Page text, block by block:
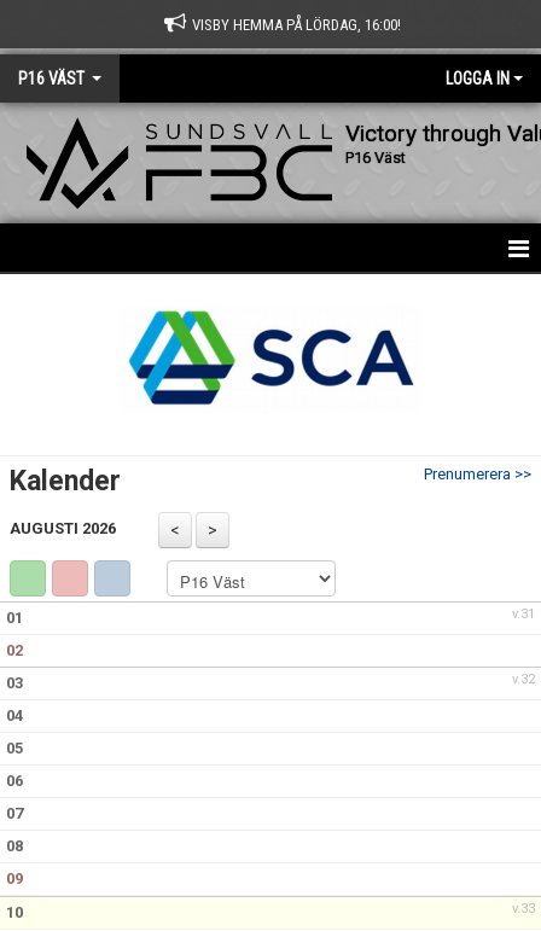
VISBY HEMMA PÅ LÖRDAG, 16:00!
P16 VÄST LOGGA IN
Victory through
P16 Väst
BILDGALLERI
DOKUMENT
KONTAKT
Prenumerera >>
Kalender
AUGUSTI 2026
v.31
01
02
v.32
03
04
05
06
07
08
09
v.33
10